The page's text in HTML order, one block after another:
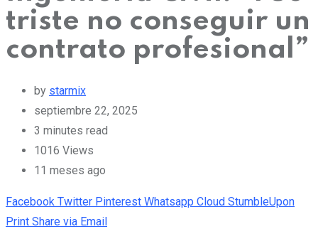
triste no conseguir un
contrato profesional”
by starmix
septiembre 22, 2025
3 minutes read
1016 Views
11 meses ago
Facebook Twitter Pinterest Whatsapp Cloud StumbleUpon
Print Share via Email